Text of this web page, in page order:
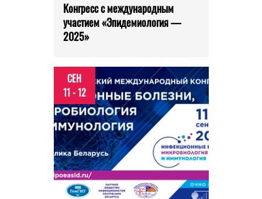
Конгресс с международным
участием «Эпидемиология —
2025»
СЕН
11 - 12